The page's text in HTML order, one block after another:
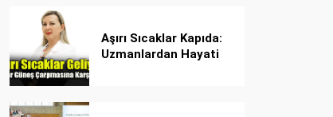
Aşırı Sıcaklar Kapıda:
Uzmanlardan Hayati